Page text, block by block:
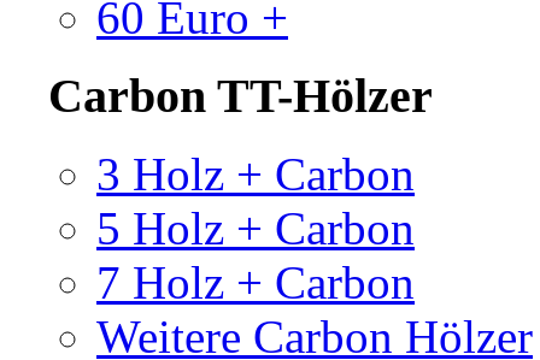
60 Euro +
Carbon TT-Hölzer
3 Holz + Carbon
5 Holz + Carbon
7 Holz + Carbon
Weitere Carbon Hölzer